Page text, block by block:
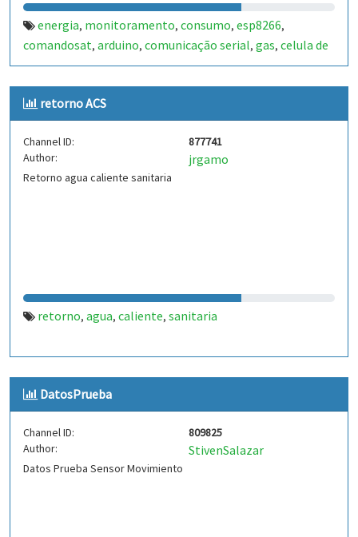
energia, monitoramento, consumo, esp8266,
comandosat, arduino, comunicação serial, gas, celula de
carga,agua,sensor de pressão,sensor de corrente,
arduino uno,wi-fi
retorno ACS
Channel ID:
877741
Author:
jrgamo
Retorno agua caliente sanitaria
retorno, agua, caliente, sanitaria
DatosPrueba
Channel ID:
809825
Author:
StivenSalazar
Datos Prueba Sensor Movimiento